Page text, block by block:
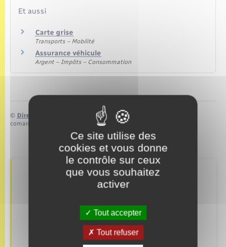
Et aussi
Carte grise
Transports – Mobilité
Assurance véhicule
Argent – Impôts – Consommation
© Direction de l’information légale et administrative
comarquage developpé par
baseo.io
Retrouvez aussi
Concessions funéraires
Elections et citoyenneté
Ce site utilise des
cookies et vous donne
le contrôle sur ceux
que vous souhaitez
activer
Tout accepter
Tout refuser